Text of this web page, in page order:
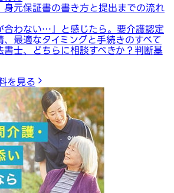
身元保証書の書き方と提出までの流れ
合わない…」と感じたら。要介護認定
、最適なタイミングと手続きのすべて
書士、どちらに相談すべきか？判断基
を見る